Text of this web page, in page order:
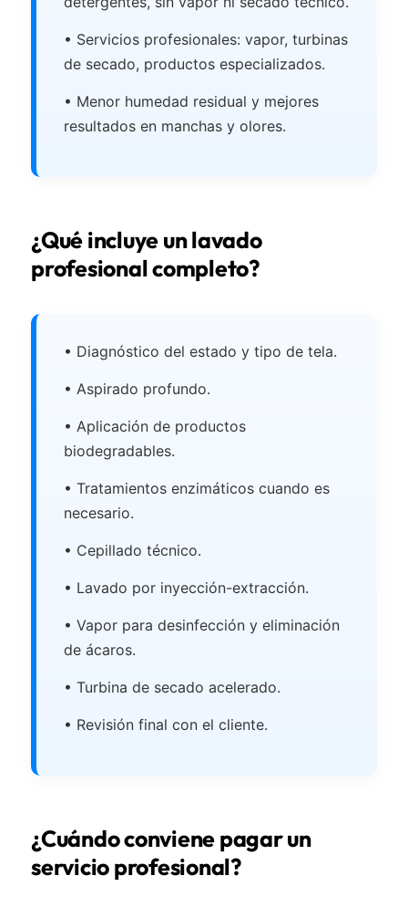
• Servicios profesionales: vapor, turbinas
de secado, productos especializados.
• Menor humedad residual y mejores
resultados en manchas y olores.
¿Qué incluye un lavado
profesional completo?
• Diagnóstico del estado y tipo de tela.
• Aspirado profundo.
• Aplicación de productos
biodegradables.
• Tratamientos enzimáticos cuando es
necesario.
• Cepillado técnico.
• Lavado por inyección-extracción.
• Vapor para desinfección y eliminación
de ácaros.
• Turbina de secado acelerado.
• Revisión final con el cliente.
¿Cuándo conviene pagar un
servicio profesional?